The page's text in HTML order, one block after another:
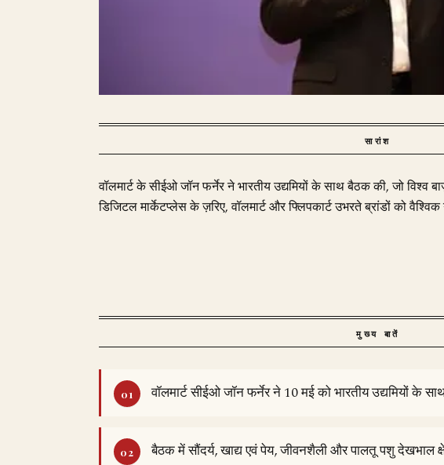
सारांश
वॉलमार्ट के सीईओ जॉन फर्नेर ने भारतीय उद्यमियों के साथ बैठक की, जो विश्व
डिजिटल मार्केटप्लेस के ज़रिए, वॉलमार्ट और फ्लिपकार्ट उभरते ब्रांडों को
मुख्य बातें
वॉलमार्ट सीईओ जॉन फर्नेर ने 10 मई को भारतीय उद्यमियों के
बैठक में सौंदर्य, खाद्य एवं पेय, जीवनशैली और पालतू पशु देखभाल